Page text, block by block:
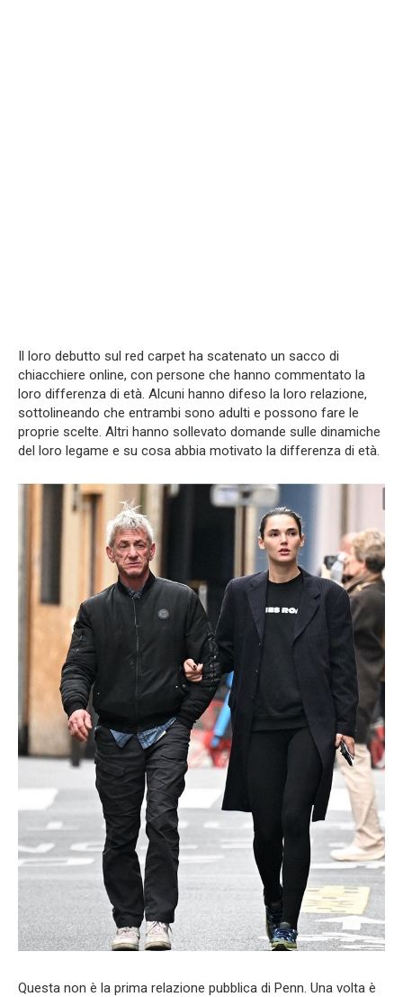
Il loro debutto sul red carpet ha scatenato un sacco di
chiacchiere online, con persone che hanno commentato la
loro differenza di età. Alcuni hanno difeso la loro relazione,
sottolineando che entrambi sono adulti e possono fare le
proprie scelte. Altri hanno sollevato domande sulle dinamiche
del loro legame e su cosa abbia motivato la differenza di età.
Questa non è la prima relazione pubblica di Penn. Una volta è